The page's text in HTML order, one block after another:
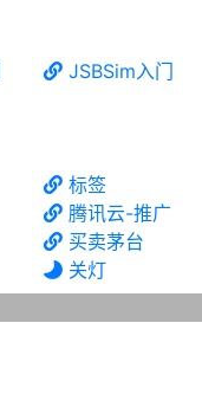
JSBSim入门
标签
腾讯云-推广
买卖茅台
关灯